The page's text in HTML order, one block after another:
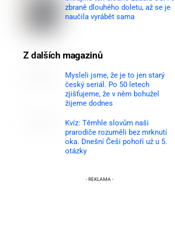
zbraně dlouhého doletu, až se je
naučila vyrábět sama
Z dalších magazinů
Mysleli jsme, že je to jen starý
český seriál. Po 50 letech
zjišťujeme, že v něm bohužel
žijeme dodnes
Kvíz: Těmhle slovům naši
prarodiče rozuměli bez mrknutí
oka. Dnešní Češi pohoří už u 5.
otázky